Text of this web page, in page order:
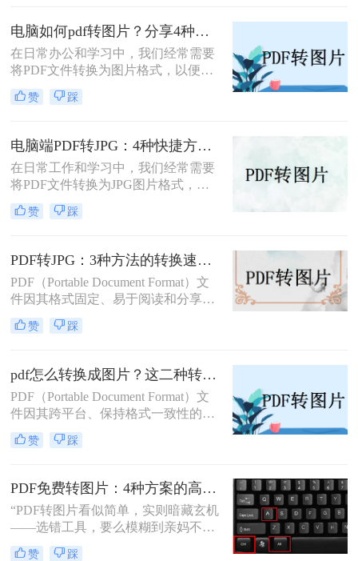
电脑如何pdf转图片？分享4种常见方法~！
在日常办公和学习中，我们经常需要
将PDF文件转换为图片格式，以便更
好地进行分享、编辑或保存。那么电
脑如何pdf转图片呢？本文介绍四种常
赞 踩
电脑端PDF转JPG：4种快捷方法的操作步骤和常见格式问题！
在日常工作和学习中，我们经常需要
将PDF文件转换为JPG图片格式，以
便于在网页上分享、在演示中插入或
简单地打印出来。那么电脑怎么把pdf
同的方法，帮助你在电脑上轻松完成
PDF到JPG的转换。
赞 踩
PDF转JPG：3种方法的转换速度、清晰度和文件体积对比！
PDF（Portable Document Format）文
件因其格式固定、易于阅读和分享而
广受欢迎。然而，在某些情况下，我
们可能需要将PDF文件转换为JPG图
享或嵌入到其他文档中。那么pdf怎么
转换成jpg呢？本文将介绍三种将PDF
转换成JPG的实用方法。
赞 踩
pdf怎么转换成图片？这二种转换方法较为实用！
PDF（Portable Document Format）文
件因其跨平台、保持格式一致性的特
性而被广泛使用。然而，在某些情况
下，我们可能希望将PDF内容转换为
印。那么pdf怎么转换成图片呢？本文
将介绍两种将PDF转换成图片的方
法。
赞 踩
PDF免费转图片：4种方案的高清输出设置和无损转换要点！
“PDF转图片看似简单，实则暗藏玄机
——选错工具，要么模糊到亲妈不
认，要么操作复杂到怀疑人生。那么
赞 踩